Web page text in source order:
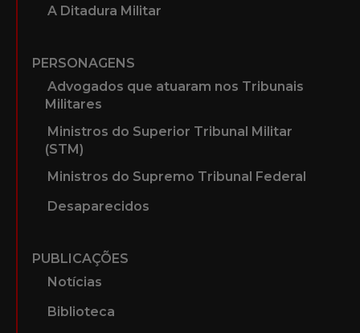
A Ditadura Militar
PERSONAGENS
Advogados que atuaram nos Tribunais
Militares
Ministros do Superior Tribunal Militar
(STM)
Ministros do Supremo Tribunal Federal
Desaparecidos
PUBLICAÇÕES
Notícias
Biblioteca